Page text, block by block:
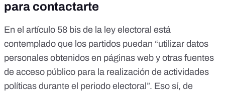
para contactarte
En el artículo 58 bis de la ley electoral está
contemplado que los partidos puedan “utilizar datos
personales obtenidos en páginas web y otras fuentes
de acceso público para la realización de actividades
políticas durante el periodo electoral”. Eso sí, de